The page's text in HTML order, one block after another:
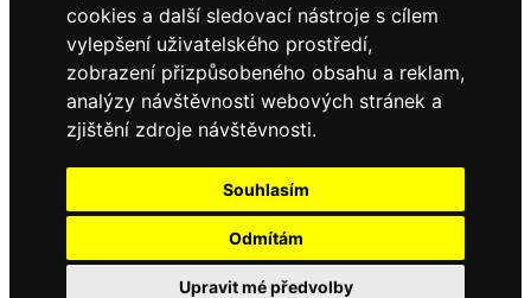
cookies a další sledovací nástroje s cílem
vylepšení uživatelského prostředí,
zobrazení přizpůsobeného obsahu a reklam,
analýzy návštěvnosti webových stránek a
zjištění zdroje návštěvnosti.
Souhlasím
Odmítám
Upravit mé předvolby